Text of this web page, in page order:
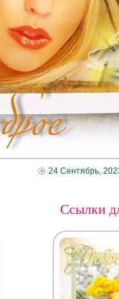
24 Сентябрь,
Ссылки